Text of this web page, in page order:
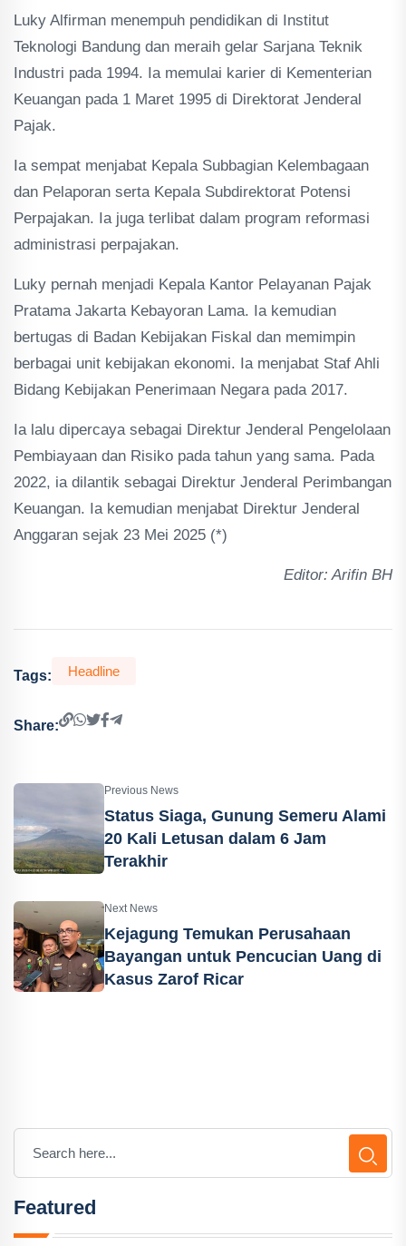
Luky Alfirman menempuh pendidikan di Institut
Teknologi Bandung dan meraih gelar Sarjana Teknik
Industri pada 1994. Ia memulai karier di Kementerian
Keuangan pada 1 Maret 1995 di Direktorat Jenderal
Pajak.
Ia sempat menjabat Kepala Subbagian Kelembagaan
dan Pelaporan serta Kepala Subdirektorat Potensi
Perpajakan. Ia juga terlibat dalam program reformasi
administrasi perpajakan.
Luky pernah menjadi Kepala Kantor Pelayanan Pajak
Pratama Jakarta Kebayoran Lama. Ia kemudian
bertugas di Badan Kebijakan Fiskal dan memimpin
berbagai unit kebijakan ekonomi. Ia menjabat Staf Ahli
Bidang Kebijakan Penerimaan Negara pada 2017.
Ia lalu dipercaya sebagai Direktur Jenderal Pengelolaan
Pembiayaan dan Risiko pada tahun yang sama. Pada
2022, ia dilantik sebagai Direktur Jenderal Perimbangan
Keuangan. Ia kemudian menjabat Direktur Jenderal
Anggaran sejak 23 Mei 2025 (*)
Editor: Arifin BH
Tags: Headline
Share:
Previous News
Status Siaga, Gunung Semeru Alami
20 Kali Letusan dalam 6 Jam
Terakhir
Next News
Kejagung Temukan Perusahaan
Bayangan untuk Pencucian Uang di
Kasus Zarof Ricar
Featured